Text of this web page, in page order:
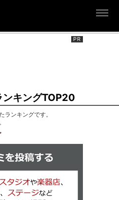
ンキングTOP20
ランキングです。